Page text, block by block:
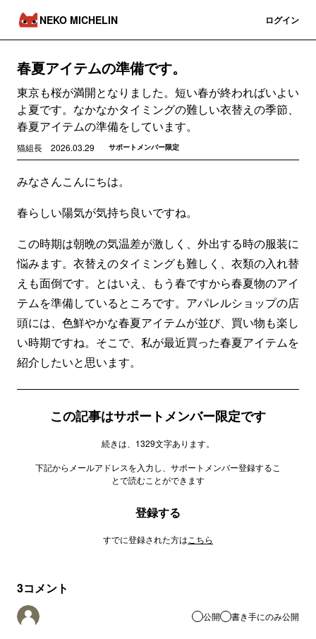
NEKO MICHELIN ログイン
春夏アイテムの準備です。
東京も桜が満開となりました。短い春が終わればいよい
よ夏です。なかなかタイミングの難しい衣替えの季節、
春夏アイテムの準備をしています。
猫組長 2026.03.29 サポートメンバー限定
みなさんこんにちは。
春らしい陽気が気持ち良いですね。
この時期は朝晩の気温差が激しく、外出する時の服装に
悩みます。衣替えのタイミングも難しく、衣類の入れ替
えも面倒です。とはいえ、もう春ですから春夏物のアイ
テムを準備しているところです。アパレルショップの店
頭には、色鮮やかな春夏アイテムが並び、買い物も楽し
い時期ですね。そこで、私が最近買った春夏アイテムを
紹介したいと思います。
この記事はサポートメンバー限定です
続きは、1329文字あります。
下記からメールアドレスを入力し、サポートメンバー登録するこ
とで読むことができます
登録する
すでに登録された方は こちら
3コメント
公開 書き手にのみ公開